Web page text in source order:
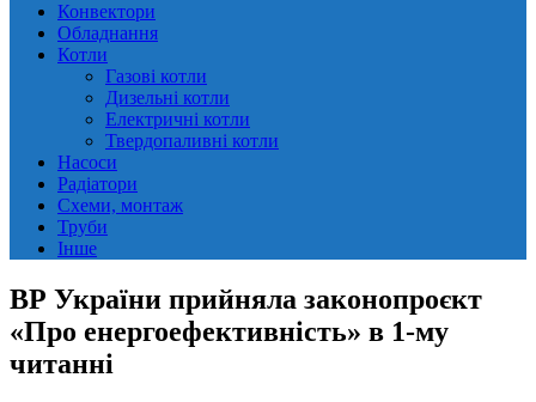
Конвектори
Обладнання
Котли
Газові котли
Дизельні котли
Електричні котли
Твердопаливні котли
Насоси
Радіатори
Схеми, монтаж
Труби
Інше
ВР України прийняла законопроєкт
«Про енергоефективність» в 1-му
читанні